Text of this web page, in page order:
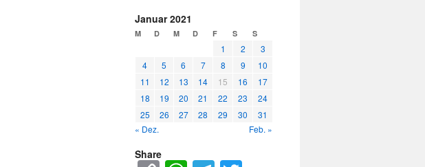
Januar 2021
M D M D F S S
1 2
3
4
5 6 7 8 9
10
11
12 13 14 15 16
17
18
19 20 21 22 23
24
25
26 27 28 29 30
31
« Dez.
Feb. »
Share